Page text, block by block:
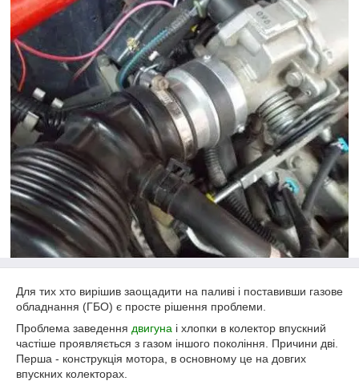
Для тих хто вирішив заощадити на паливі і поставивши газове
обладнання (ГБО) є просте рішення проблеми.
Проблема заведення двигуна і хлопки в колектор впускний
частіше проявляється з газом іншого покоління. Причини дві.
Перша - конструкція мотора, в основному це на довгих
впускних колекторах.